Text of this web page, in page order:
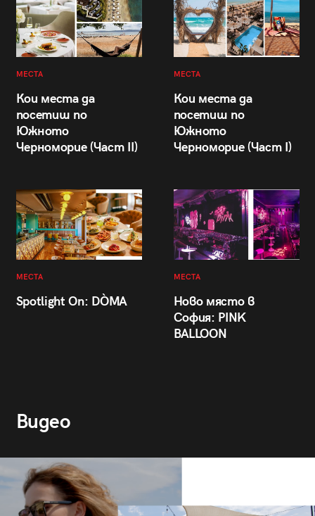
МЕСТА
Кои места да
посетиш по
Южното
Черноморие (Част II)
МЕСТА
Кои места да
посетиш по
Южното
Черноморие (Част I)
МЕСТА
Spotlight On: DÒMA
МЕСТА
Ново място в
София: PINK
BALLOON
Видео